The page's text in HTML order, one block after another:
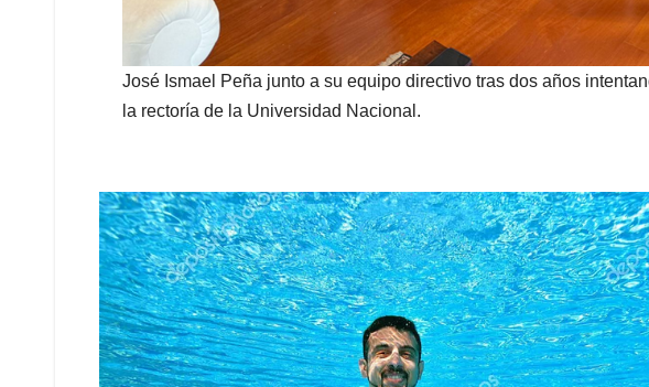
José Ismael Peña junto a su equipo directivo tras dos años
la rectoría de la Universidad Nacional.